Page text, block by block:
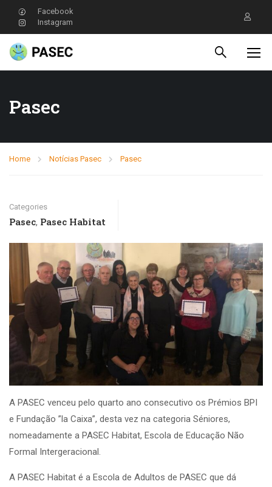
Facebook
Instagram
Pasec
Home Notícias Pasec Pasec
Categories
Pasec, Pasec Habitat
A PASEC venceu pelo quarto ano consecutivo os Prémios BPI
e Fundação ”la Caixa”, desta vez na categoria Séniores,
nomeadamente a PASEC Habitat, Escola de Educação Não
Formal Intergeracional.
A PASEC Habitat é a Escola de Adultos de PASEC que dá